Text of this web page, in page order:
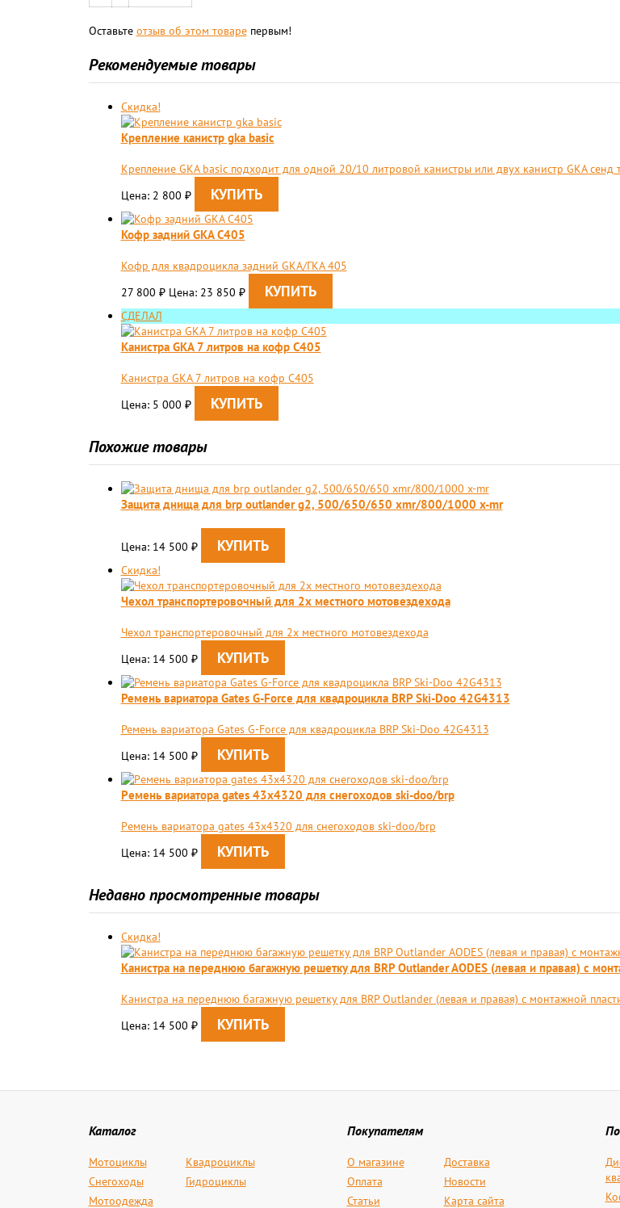
Оставьте отзыв об этом товарепервым!
Рекомендуемые товары
Скидка!
Крепление канистр gka basic
Крепление GKA basic подходит для одной 20/10 литровой канистры или двух канистр GKA сенд
Цена: 2 800 ₽
Кофр задний GKA C405
Кофр для квадроцикла задний GKA/ГКА 405
27 800 ₽ Цена: 23 850 ₽
СДЕЛАЛ
Канистра GKA 7 литров на кофр C405
Канистра GKA 7 литров на кофр C405
Цена: 5 000 ₽
Похожие товары
Защита днища для brp outlander g2, 500/650/650 xmr/800/1000 x-mr
Цена: 14 500 ₽
Скидка!
Чехол транспортеровочный для 2х местного мотовездехода
Чехол транспортеровочный для 2х местного мотовездехода
Цена: 14 500 ₽
Ремень вариатора Gates G-Force для квадроцикла BRP Ski-Doo 42G4313
Ремень вариатора Gates G-Force для квадроцикла BRP Ski-Doo 42G4313
Цена: 14 500 ₽
Pемень вариатора gates 43x4320 для снегоходов ski-doo/brp
Pемень вариатора gates 43x4320 для снегоходов ski-doo/brp
Цена: 14 500 ₽
Недавно просмотренные товары
Скидка!
Канистра на переднюю багажную решетку для BRP Outlander AODES (левая и правая) с
Канистра на переднюю багажную решетку для BRP Outlander (левая и правая) с монтажной
Цена: 14 500 ₽
Каталог
Мотоциклы
Квадроциклы
Снегоходы
Гидроциклы
Мотоодежда
Покупателям
О магазине
Доставка
Оплата
Новости
Статьи
Карта сайта